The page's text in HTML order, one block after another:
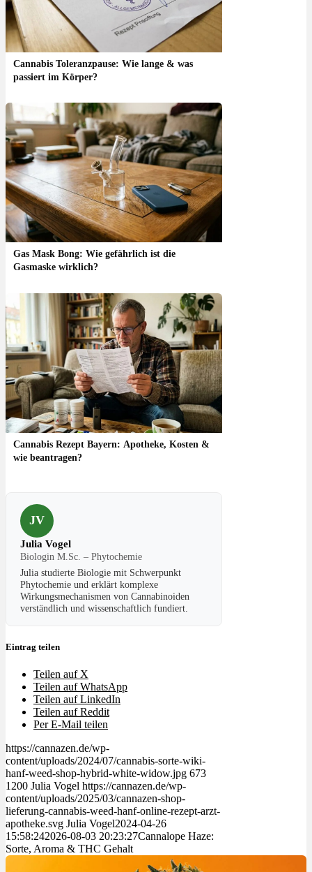
Cannabis Toleranzpause: Wie lange & was
passiert im Körper?
Gas Mask Bong: Wie gefährlich ist die
Gasmaske wirklich?
Cannabis Rezept Bayern: Apotheke, Kosten &
wie beantragen?
JV
Julia Vogel
Biologin M.Sc. – Phytochemie
Julia studierte Biologie mit Schwerpunkt
Phytochemie und erklärt komplexe
Wirkungsmechanismen von Cannabinoiden
verständlich und wissenschaftlich fundiert.
Eintrag teilen
Teilen auf X
Teilen auf WhatsApp
Teilen auf LinkedIn
Teilen auf Reddit
Per E-Mail teilen
https://cannazen.de/wp-
content/uploads/2024/07/cannabis-sorte-wiki-
hanf-weed-shop-hybrid-white-widow.jpg 673
1200 Julia Vogel https://cannazen.de/wp-
content/uploads/2025/03/cannazen-shop-
lieferung-cannabis-weed-hanf-online-rezept-arzt-
apotheke.svg Julia Vogel2024-04-26
15:58:242026-08-03 20:23:27Cannalope Haze:
Sorte, Aroma & THC Gehalt